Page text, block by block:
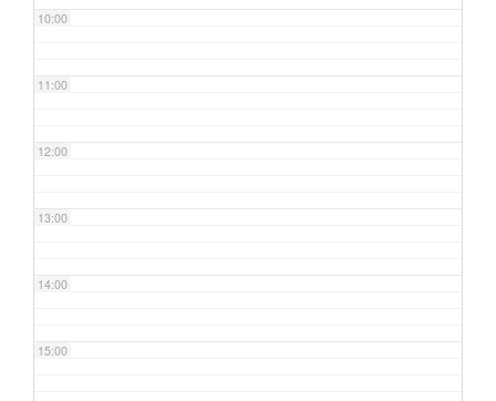
10:00
11:00
12:00
13:00
14:00
15:00